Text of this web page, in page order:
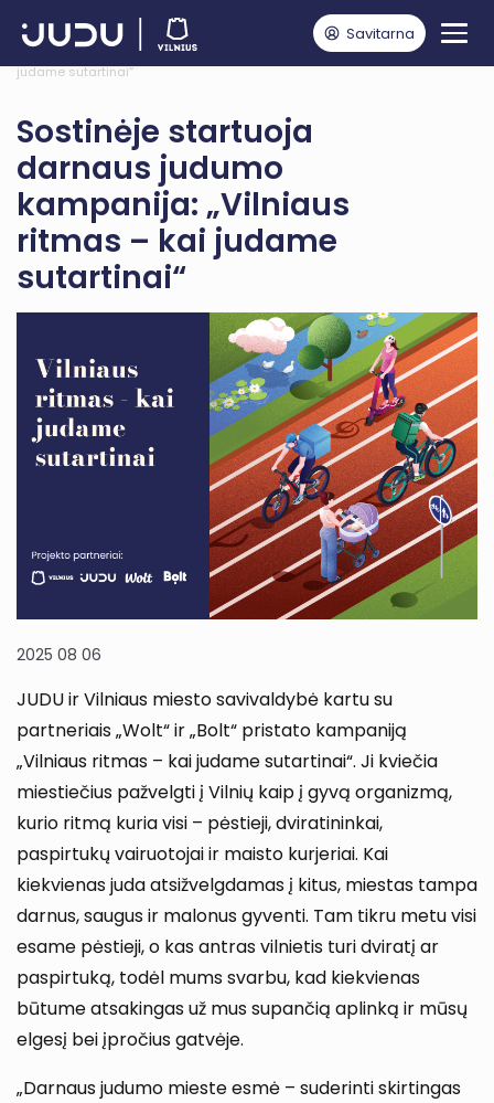
Savitarna
Pagrindinis
Naujienos
Sostinėje startuoja darnaus judumo kampanija: „Vilniaus ritmas – kai
judame sutartinai“
Sostinėje startuoja
darnaus judumo
kampanija: „Vilniaus
ritmas – kai judame
sutartinai“
2025 08 06
JUDU ir Vilniaus miesto savivaldybė kartu su
partneriais „Wolt“ ir „Bolt“ pristato kampaniją
„Vilniaus ritmas – kai judame sutartinai“. Ji kviečia
miestiečius pažvelgti į Vilnių kaip į gyvą organizmą,
kurio ritmą kuria visi – pėstieji, dviratininkai,
paspirtukų vairuotojai ir maisto kurjeriai. Kai
kiekvienas juda atsižvelgdamas į kitus, miestas tampa
darnus, saugus ir malonus gyventi. Tam tikru metu visi
esame pėstieji, o kas antras vilnietis turi dviratį ar
paspirtuką, todėl mums svarbu, kad kiekvienas
būtume atsakingas už mus supančią aplinką ir mūsų
elgesį bei įpročius gatvėje.
„Darnaus judumo mieste esmė – suderinti skirtingas